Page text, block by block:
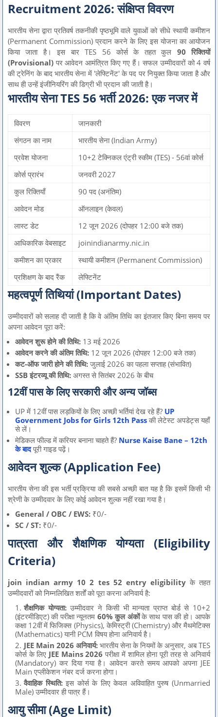
Recruitment 2026: संक्षिप्त विवरण
भारतीय सेना द्वारा प्रतिवर्ष तकनीकी पृष्ठभूमि वाले युवाओं को सीधे स्थायी कमीशन
(Permanent Commission) प्रदान करने के लिए इस योजना का आयोजन
किया जाता है। इस बार TES 56 कोर्स के तहत कुल 90 रिक्तियों
(Provisional) पर आवेदन आमंत्रित किए गए हैं। सफल उम्मीदवारों को 4 वर्ष
की ट्रेनिंग के बाद भारतीय सेना में 'लेफ्टिनेंट' के पद पर नियुक्त किया जाता है और
साथ ही उन्हें इंजीनियरिंग की डिग्री भी प्रदान की जाती है।
भारतीय सेना TES 56 भर्ती 2026: एक नजर में
विवरण
जानकारी
संगठन का नाम
भारतीय सेना (Indian Army)
प्रवेश योजना
10+2 टेक्निकल एंट्री स्कीम (TES) - 56वां कोर्स
कोर्स प्रारंभ
जनवरी 2027
कुल रिक्तियाँ
90 पद (अनंतिम)
आवेदन मोड
ऑनलाइन (केवल)
लास्ट डेट
12 जून 2026 (दोपहर 12:00 बजे तक)
आधिकारिक वेबसाइट
joinindianarmy.nic.in
कमीशन का प्रकार
स्थायी कमीशन (Permanent Commission)
प्रशिक्षण के बाद रैंक
लेफ्टिनेंट
महत्वपूर्ण तिथियां (Important Dates)
उम्मीदवारों को सलाह दी जाती है कि वे अंतिम तिथि का इंतजार किए बिना समय पर
अपना आवेदन पूरा करें:
आवेदन शुरू होने की तिथि: 13 मई 2026
आवेदन करने की अंतिम तिथि: 12 जून 2026 (दोपहर 12:00 बजे तक)
कट-ऑफ जारी होने की तिथि: जुलाई 2026 का पहला सप्ताह (संभावित)
SSB इंटरव्यू की तिथि: अगस्त से सितंबर 2026 के बीच
12वीं पास के लिए सरकारी और अन्य जॉब्स
UP में 12वीं पास लड़कियों के लिए अच्छी भर्तियां देख रहे हैं? UP
Government Jobs for Girls 12th Pass की लेटेस्ट अपडेट्स यहाँ
से लें।
मेडिकल फील्ड में करियर बनाना चाहते हैं? Nurse Kaise Bane – 12th
के बादपूरी गाइड पढ़ें।
आवेदन शुल्क (Application Fee)
भारतीय सेना की इस भर्ती प्रक्रिया की सबसे अच्छी बात यह है कि इसमें किसी भी
श्रेणी के उम्मीदवार के लिए कोई आवेदन शुल्क नहीं रखा गया है।
General / OBC / EWS: ₹0/-
SC / ST: ₹0/-
पात्रता और शैक्षणिक योग्यता (Eligibility
Criteria)
join indian army 10 2 tes 52 entry eligibilityके तहत
उम्मीदवारों को निम्नलिखित शर्तों को पूरा करना अनिवार्य है:
शैक्षणिक योग्यता:उम्मीदवार ने किसी भी मान्यता प्राप्त बोर्ड से 10+2
(इंटरमीडिएट) की परीक्षा न्यूनतम 60% कुल अंकोंके साथ पास की हो। आपके
कक्षा 12वीं में फिजिक्स (Physics), केमिस्ट्री (Chemistry) और मैथमेटिक्स
(Mathematics) यानी PCM विषय होना अनिवार्य है।
JEE Main 2026 अनिवार्य: भारतीय सेना के नियमों के अनुसार, अब TES
कोर्स के लिए JEE Mains 2026 परीक्षा में शामिल होना पूरी तरह से अनिवार्य
(Mandatory) कर दिया गया है। आवेदन करते समय आपको अपना JEE
Main एप्लीकेशन नंबर दर्ज करना होगा।
वैवाहिक स्थिति:इस कोर्स के लिए केवल अविवाहित पुरुष (Unmarried
Male) उम्मीदवार ही पात्र हैं।
आयु सीमा (Age Limit)